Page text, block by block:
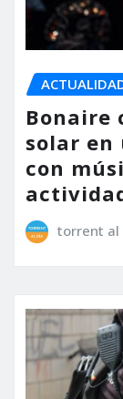
Bonaire
solar en
con
torrent al